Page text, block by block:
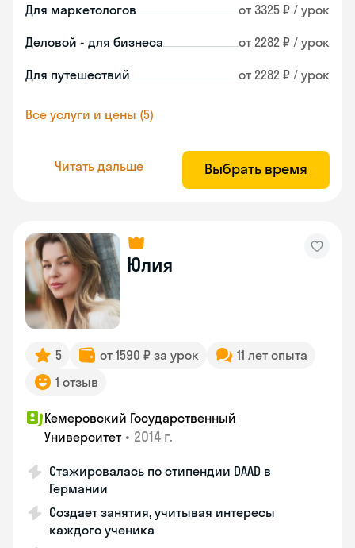
Для маркетологов от 3325 ₽ / урок
Деловой - для бизнеса от 2282 ₽ / урок
Для путешествий от 2282 ₽ / урок
Все услуги и цены (5)
Читать дальше Выбрать время
Юлия
5 от 1590 ₽ за урок
11 лет опыта
1 отзыв
Кемеровский Государственный
Университет • 2014 г.
Стажировалась по стипендии DAAD в
Германии
Создает занятия, учитывая интересы
каждого ученика